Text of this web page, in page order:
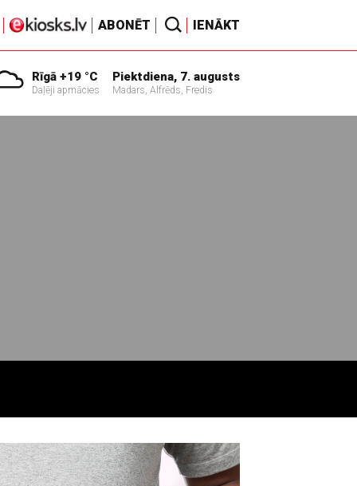
ABONĒT IENĀKT
Rīgā +19 °C
Daļēji apmācies
Piektdiena, 7. augusts
Madars, Alfrēds, Fredis